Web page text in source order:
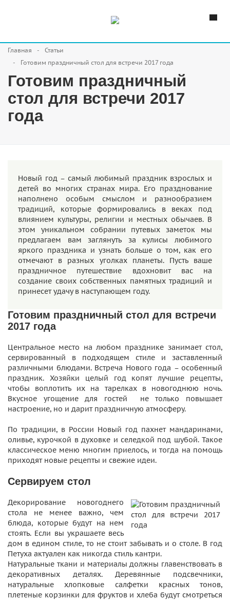
Главная
Статьи
Готовим праздничный стол для встречи 2017 года
Готовим праздничный
стол для встречи 2017
года
Новый год – самый любимый праздник взрослых и
детей во многих странах мира. Его празднование
наполнено особым смыслом и разнообразием
традиций, которые формировались в веках под
влиянием культуры, религии и местных обычаев. В
этом уникальном собрании путевых заметок мы
предлагаем вам заглянуть за кулисы любимого
яркого праздника и узнать больше о том, как его
отмечают в разных уголках планеты. Пусть ваше
праздничное путешествие вдохновит вас на
создание своих собственных памятных традиций и
принесет удачу в наступающем году.
Готовим праздничный стол для встречи
2017 года
Центральное место на любом празднике занимает стол,
сервированный в подходящем стиле и заставленный
различными блюдами. Встреча Нового года – особенный
праздник. Хозяйки целый год копят лучшие рецепты,
чтобы воплотить их на тарелках в новогоднюю ночь.
Вкусное угощение для гостей не только повышает
настроение, но и дарит праздничную атмосферу.
По традиции, в России Новый год пахнет мандаринами,
оливье, курочкой в духовке и селедкой под шубой. Такое
классическое меню многим приелось, и тогда на помощь
приходят новые рецепты и свежие идеи.
Сервируем стол
Декорирование новогоднего
стола не менее важно, чем
блюда, которые будут на нем
стоять. Если вы украшаете весь
дом в едином стиле, то не стоит забывать и о столе. В год
Петуха актуален как никогда стиль кантри.
Натуральные ткани и материалы должны главенствовать в
декоративных деталях. Деревянные подсвечники,
натуральные хлопковые салфетки красных тонов,
плетеные корзинки для фруктов и хлеба будут смотреться